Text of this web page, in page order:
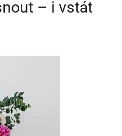
– i vstát